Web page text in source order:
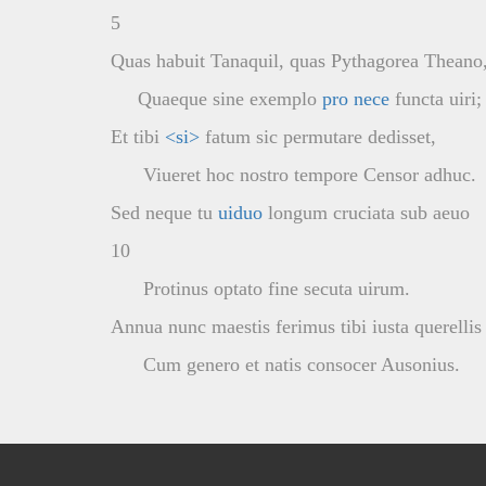
5
Quas habuit Tanaquil, quas Pythagorea
Quaeque sine exemplo pro nece functa uiri;
Et tibi <si> fatum sic permutare dedisset,
Viueret hoc nostro tempore Censor adhuc.
Sed neque tu uiduo longum cruciata sub aeuo
10
Protinus optato fine secuta uirum.
Annua nunc maestis ferimus tibi iusta querellis
Cum genero et natis consocer Ausonius.